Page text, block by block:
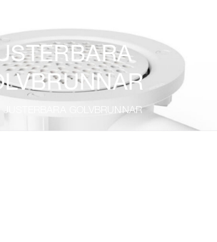
JUSTERBARA GOLVBRUNNAR